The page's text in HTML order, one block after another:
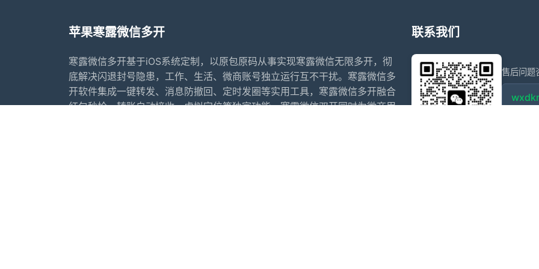
苹果寒露微信多开
寒露微信多开基于iOS系统定制，以原包原码从事实现寒露微信无限多开，彻
底解决闪退封号隐患，工作、生活、微商账号独立运行互不干扰。寒露微信多
开软件集成一键转发、消息防撤回、定时发圈等实用工具，寒露微信多开融合
红包秒抢、转账自动接收、虚拟定位等独家功能，寒露微信双开同时为微商用
联系我们
售后问题